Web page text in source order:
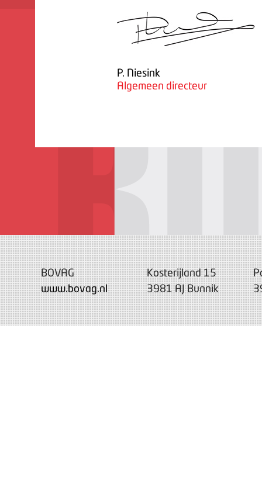
P. Niesink
Algemeen directeur
BOVAG
www.bovag.nl
Kosterijland 15
3981 AJ Bunnik